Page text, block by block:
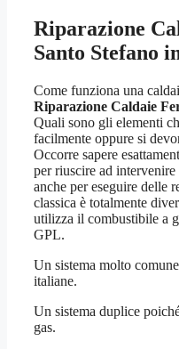
Riparazione
Santo Stefano
Come funziona una
Riparazione Caldaie
Quali sono gli elementi
facilmente oppure si
Occorre sapere
per riuscire ad
anche per eseguire delle
classica è totalmente
utilizza il combustibile a
GPL.
Un sistema molto
italiane.
Un sistema duplice
gas.